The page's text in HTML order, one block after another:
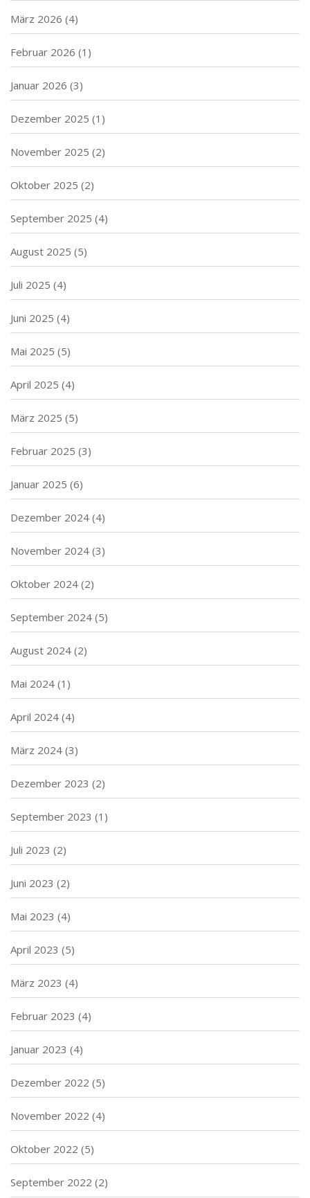
März 2026 (4)
Februar 2026 (1)
Januar 2026 (3)
Dezember 2025 (1)
November 2025 (2)
Oktober 2025 (2)
September 2025 (4)
August 2025 (5)
Juli 2025 (4)
Juni 2025 (4)
Mai 2025 (5)
April 2025 (4)
März 2025 (5)
Februar 2025 (3)
Januar 2025 (6)
Dezember 2024 (4)
November 2024 (3)
Oktober 2024 (2)
September 2024 (5)
August 2024 (2)
Mai 2024 (1)
April 2024 (4)
März 2024 (3)
Dezember 2023 (2)
September 2023 (1)
Juli 2023 (2)
Juni 2023 (2)
Mai 2023 (4)
April 2023 (5)
März 2023 (4)
Februar 2023 (4)
Januar 2023 (4)
Dezember 2022 (5)
November 2022 (4)
Oktober 2022 (5)
September 2022 (2)